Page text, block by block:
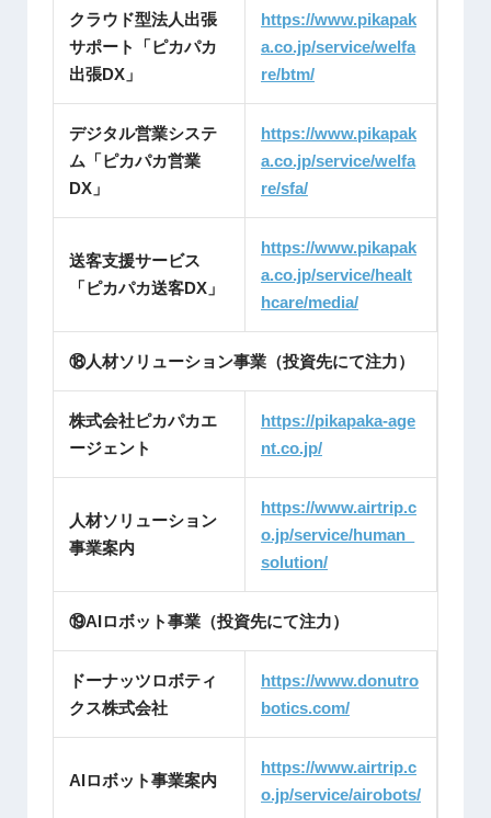
クラウド型法人出張
サポート「ピカパカ
出張DX」
https://www.pikapak
a.co.jp/service/welfa
re/btm/
デジタル営業システ
ム「ピカパカ営業
DX」
https://www.pikapak
a.co.jp/service/welfa
re/sfa/
送客支援サービス
「ピカパカ送客DX」
https://www.pikapak
a.co.jp/service/healt
hcare/media/
⑱人材ソリューション事業（投資先にて注力）
株式会社ピカパカエ
ージェント
https://pikapaka-age
nt.co.jp/
人材ソリューション
事業案内
https://www.airtrip.c
o.jp/service/human_
solution/
⑲AIロボット事業（投資先にて注力）
ドーナッツロボティ
クス株式会社
https://www.donutro
botics.com/
AIロボット事業案内
https://www.airtrip.c
o.jp/service/airobots/